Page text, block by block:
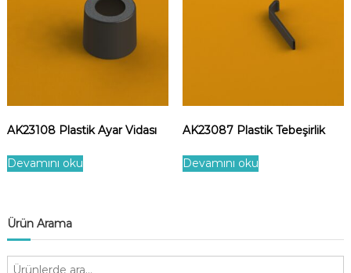
AK23108 Plastik Ayar Vidası
Devamını oku
AK23087 Plastik Tebeşirlik
Devamını oku
Ürün Arama